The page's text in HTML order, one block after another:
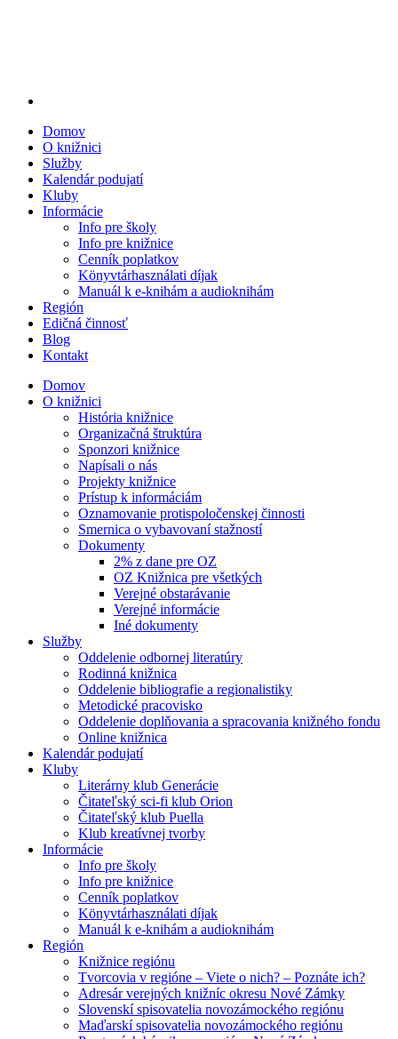
Domov
O knižnici
Služby
Kalendár podujatí
Kluby
Informácie
Info pre školy
Info pre knižnice
Cenník poplatkov
Könyvtárhasználati díjak
Manuál k e-knihám a audioknihám
Región
Edičná činnosť
Blog
Kontakt
Domov
O knižnici
História knižnice
Organizačná štruktúra
Sponzori knižnice
Napísali o nás
Projekty knižnice
Prístup k informáciám
Oznamovanie protispoločenskej činnosti
Smernica o vybavovaní stažností
Dokumenty
2% z dane pre OZ
OZ Knižnica pre všetkých
Verejné obstarávanie
Verejné informácie
Iné dokumenty
Služby
Oddelenie odbornej literatúry
Rodinná knižnica
Oddelenie bibliografie a regionalistiky
Metodické pracovisko
Oddelenie doplňovania a spracovania knižného fondu
Online knižnica
Kalendár podujatí
Kluby
Literárny klub Generácie
Čitateľský sci-fi klub Orion
Čitateľský klub Puella
Klub kreatívnej tvorby
Informácie
Info pre školy
Info pre knižnice
Cenník poplatkov
Könyvtárhasználati díjak
Manuál k e-knihám a audioknihám
Región
Knižnice regiónu
Tvorcovia v regióne – Viete o nich? – Poznáte ich?
Adresár verejných knižníc okresu Nové Zámky
Slovenskí spisovatelia novozámockého regiónu
Maďarskí spisovatelia novozámockého regiónu